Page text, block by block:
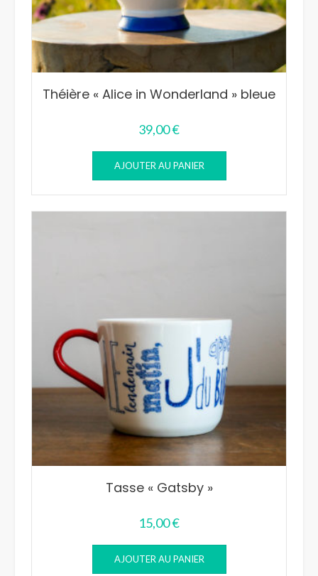
Théière « Alice in Wonderland » bleue
39,00€
AJOUTER AU PANIER
Tasse « Gatsby »
15,00€
AJOUTER AU PANIER